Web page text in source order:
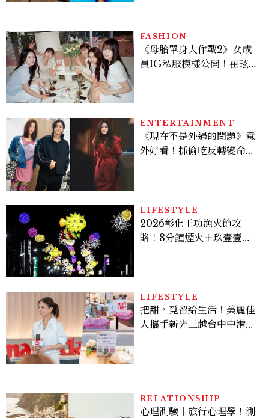
FASHION
《母胎單身大作戰2》女成
員IG私服模樣公開！崔玹諝
ENTERTAINMENT
《現在不是外遇的問題》意
外好看！抓偷吃反轉變命
看點懶人包
LIFESTYLE
2026彰化王功漁火節攻
略！8分鐘煙火＋玖壹壹、
LIFESTYLE
把甜，覓留給生活！美麗佳
人攜手新光三越台中中港
RELATIONSHIP
心理測驗｜旅行心理學！測